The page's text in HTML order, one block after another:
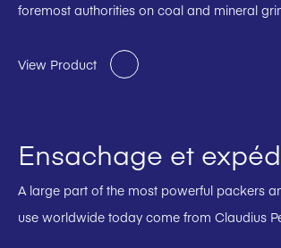
foremost authorities on coal and mineral
View Product
Ensachage et
A large part of the most powerful packers
use worldwide today come from Claudius